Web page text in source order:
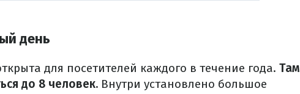
день
для посетителей каждого в течение года. Там
до 8 человек. Внутри установлено большое